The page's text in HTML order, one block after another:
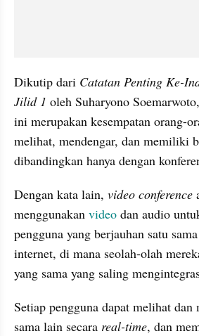
Dikutip dari Catatan Penting Ke-
Jilid 1 oleh Suharyono
ini merupakan kesempatan orang-
melihat, mendengar, dan memiliki
dibandingkan hanya dengan
Dengan kata lain, video conference
menggunakan video dan audio
pengguna yang berjauhan satu
internet, di mana seolah-olah
yang sama yang saling
Setiap pengguna dapat melihat dan
sama lain secara real-time, dan